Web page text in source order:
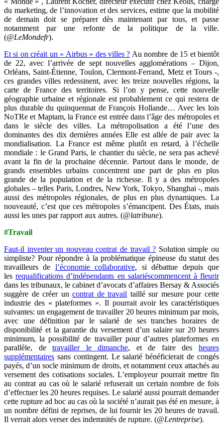
du marketing, de l’innovation et des services, estime que la mobilité
de demain doit se préparer dès maintenant par tous, et passe
notamment par une refonte de la politique de la ville.
(@LeMondefr).
Et si on créait un « Airbus » des villes ? Au nombre de 15 et bientôt
de 22, avec l’arrivée de sept nouvelles agglomérations – Dijon,
Orléans, Saint-Étienne, Toulon, Clermont-Ferrand, Metz et Tours -,
ces grandes villes redessinent, avec les treize nouvelles régions, la
carte de France des territoires. Si l’on y pense, cette nouvelle
géographie urbaine et régionale est probablement ce qui restera de
plus durable du quinquennat de François Hollande… Avec les lois
NoTRe et Maptam, la France est entrée dans l’âge des métropoles et
dans le siècle des villes. La métropolisation a été l’une des
dominantes des dix dernières années Elle est allée de pair avec la
mondialisation. La France est même plutôt en retard, à l’échelle
mondiale : le Grand Paris, le chantier du siècle, ne sera pas achevé
avant la fin de la prochaine décennie. Partout dans le monde, de
grands ensembles urbains concentrent une part de plus en plus
grande de la population et de la richesse. Il y a des métropoles
globales – telles Paris, Londres, New York, Tokyo, Shanghai -, mais
aussi des métropoles régionales, de plus en plus dynamiques. La
nouveauté, c’est que ces métropoles s’émancipent. Des États, mais
aussi les unes par rapport aux autres. (@latribune).
#Travail
Faut-il inventer un nouveau contrat de travail ? Solution simple ou
simpliste? Pour répondre à la problématique épineuse du statut des
travailleurs de l’économie collaborative, si débattue depuis que
lesrequalifications d’indépendants en salariéscommencent à fleurir
dans les tribunaux, le cabinet d’avocats d’affaires Bersay & Associés
suggère de créer uncontrat de travail taillé sur mesure pour cette
industrie des « plateformes ». Il pourrait avoir les caractéristiques
suivantes: un engagement de travailler 20 heures minimum par mois,
avec une définition par le salarié de ses tranches horaires de
disponibilité et la garantie du versement d’un salaire sur 20 heures
minimum, la possibilité de travailler pour d’autres plateformes en
parallèle, detravailler le dimanche, et de faire desheures
supplémentaires sans contingent. Le salarié bénéficierait de congés
payés, d’un socle minimum de droits, et notamment ceux attachés au
versement des cotisations sociales. L’employeur pourrait mettre fin
au contrat au cas où le salarié refuserait un certain nombre de fois
d’effectuer les 20 heures requises. Le salarié aussi pourrait demander
cette rupture ad hoc au cas où la société n’aurait pas été en mesure, à
un nombre défini de reprises, de lui fournir les 20 heures de travail.
Il verrait alors verser des indemnités de rupture. (@Lentreprise).